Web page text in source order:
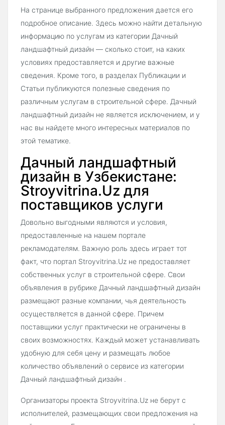
На странице выбранного предложения дается его
подробное описание. Здесь можно найти детальную
информацию по услугам из категории Дачный
ландшафтный дизайн — сколько стоит, на каких
условиях предоставляется и другие важные
сведения. Кроме того, в разделах Публикации и
Статьи публикуются полезные сведения по
различным услугам в строительной сфере. Дачный
ландшафтный дизайн не является исключением, и у
нас вы найдете много интересных материалов по
этой тематике.
Дачный ландшафтный
дизайн в Узбекистане:
Stroyvitrina.Uz для
поставщиков услуги
Довольно выгодными являются и условия,
предоставленные на нашем портале
рекламодателям. Важную роль здесь играет тот
факт, что портал Stroyvitrina.Uz не предоставляет
собственных услуг в строительной сфере. Свои
объявления в рубрике Дачный ландшафтный дизайн
размещают разные компании, чья деятельность
осуществляется в данной сфере. Причем
поставщики услуг практически не ограничены в
своих возможностях. Каждый может устанавливать
удобную для себя цену и размещать любое
количество объявлений о сервисе из категории
Дачный ландшафтный дизайн .
Организаторы проекта Stroyvitrina.Uz не берут с
исполнителей, размещающих свои предложения на